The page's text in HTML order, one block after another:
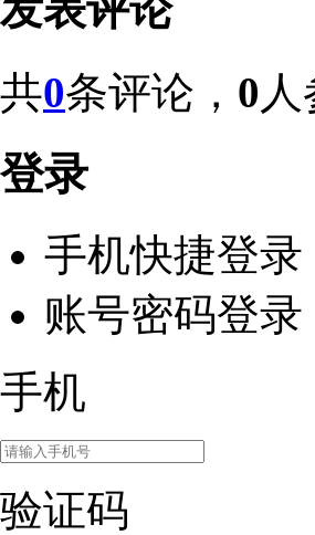
共0条评论， 0
登录
手机快捷登录
账号密码登录
手机
验证码